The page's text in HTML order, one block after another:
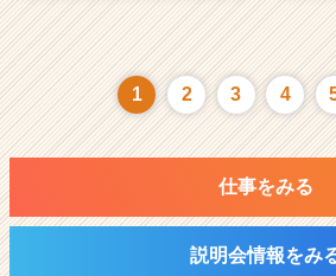
1 2 3 4
仕事をみる
説明会情報をみ